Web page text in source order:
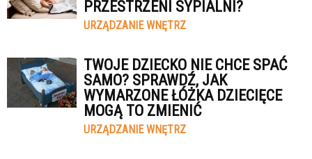
PRZESTRZENI SYPIALNI?
URZĄDZANIE WNĘTRZ
TWOJE DZIECKO NIE CHCE SPAĆ
SAMO? SPRAWDŹ, JAK
WYMARZONE ŁÓŻKA DZIECIĘCE
MOGĄ TO ZMIENIĆ
URZĄDZANIE WNĘTRZ